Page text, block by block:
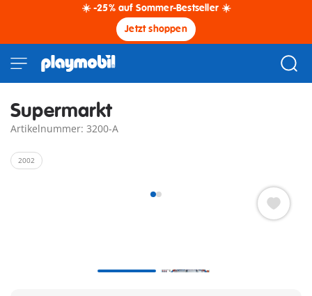
☀️ -25% auf Sommer-Bestseller ☀️
Jetzt shoppen
Supermarkt
Artikelnummer: 3200-A
2002